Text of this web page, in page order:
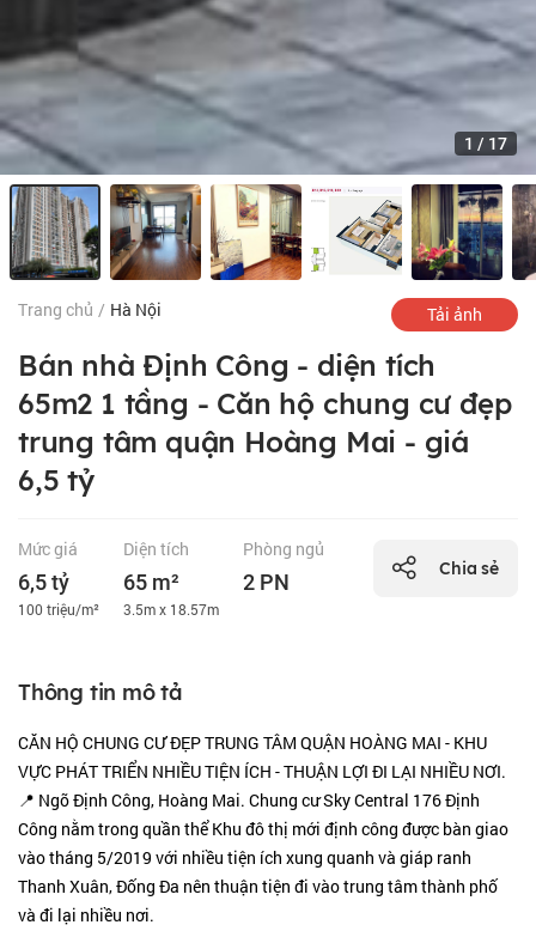
1 / 17
Trang chủ / Hà Nội Tải ảnh
Bán nhà Định Công - diện tích
65m2 1 tầng - Căn hộ chung cư đẹp
trung tâm quận Hoàng Mai - giá
6,5 tỷ
Mức giá
6,5 tỷ
100 triệu/m²
Diện tích
65 m²
3.5m x 18.57m
Phòng ngủ
2 PN
Chia sẻ
Thông tin mô tả
CĂN HỘ CHUNG CƯ ĐẸP TRUNG TÂM QUẬN HOÀNG MAI - KHU
VỰC PHÁT TRIỂN NHIỀU TIỆN ÍCH - THUẬN LỢI ĐI LẠI NHIỀU NƠI.
📍 Ngõ Định Công, Hoàng Mai. Chung cư Sky Central 176 Định
Công nằm trong quần thể Khu đô thị mới định công được bàn giao
vào tháng 5/2019 với nhiều tiện ích xung quanh và giáp ranh
Thanh Xuân, Đống Đa nên thuận tiện đi vào trung tâm thành phố
và đi lại nhiều nơi.